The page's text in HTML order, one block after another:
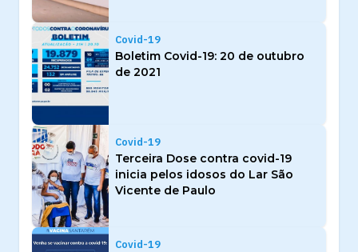
Covid-19
Boletim Covid-19: 20 de outubro
de 2021
Covid-19
Terceira Dose contra covid-19
inicia pelos idosos do Lar São
Vicente de Paulo
Covid-19